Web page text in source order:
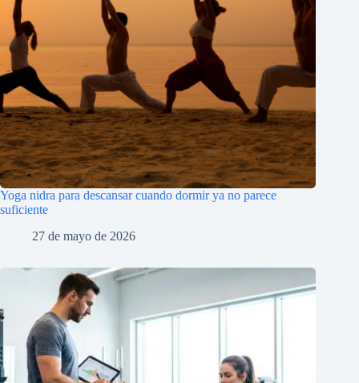
Yoga nidra para descansar cuando dormir ya no parece
suficiente
27 de mayo de 2026